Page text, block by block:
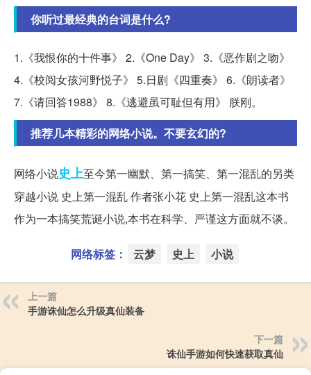
你听过最经典的台词是什么?
1.《我恨你的十件事》 2.《One Day》 3.《恶作剧之吻》
4.《校阅女孩河野悦子》 5.日剧《四重奏》 6.《朗读者》
7.《请回答1988》 8.《逃避虽可耻但有用》 朕刚。
推荐几本精彩的网络小说。不要玄幻的?
网络小说史上至今第一幽默、第一搞笑、第一混乱的另类
穿越小说 史上第一混乱 作者张小花 史上第一混乱这本书
作为一本搞笑荒诞小说,本书在科学、严谨这方面就不谈。
网络标签： 云梦 史上 小说
上一篇
手游诛仙怎么升级真仙装备
下一篇
诛仙手游如何快速获取真仙